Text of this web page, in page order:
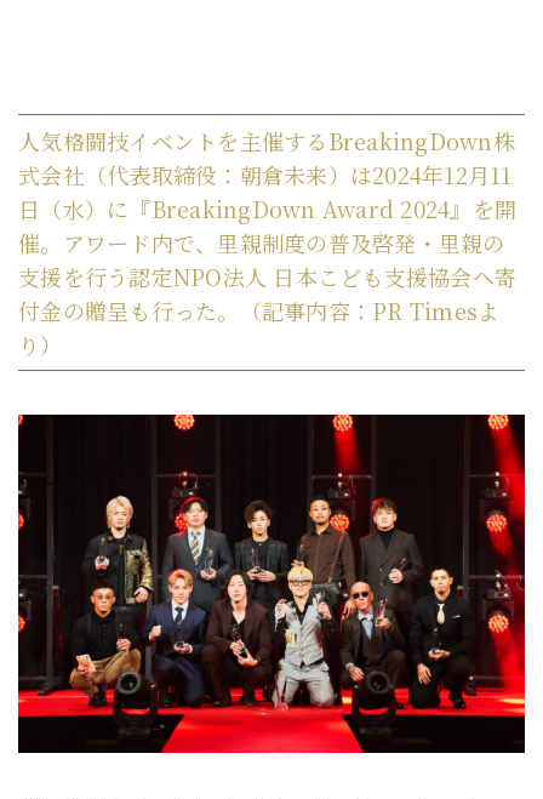
人気格闘技イベントを主催するBreakingDown株
式会社（代表取締役：朝倉未来）は2024年12月11
日（水）に『BreakingDown Award 2024』を開
催。アワード内で、里親制度の普及啓発・里親の
支援を行う認定NPO法人 日本こども支援協会へ寄
付金の贈呈も行った。（記事内容：PR Timesよ
り）